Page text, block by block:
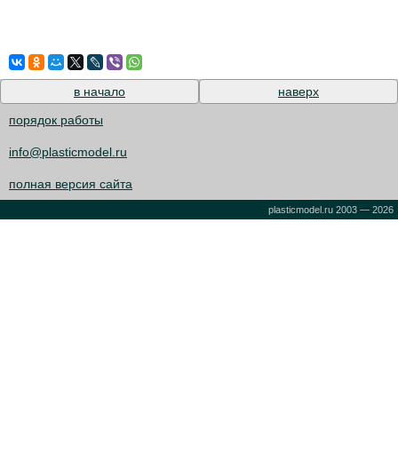
в начало
наверх
порядок работы
info@plasticmodel.ru
полная версия сайта
plasticmodel.ru 2003 — 2026